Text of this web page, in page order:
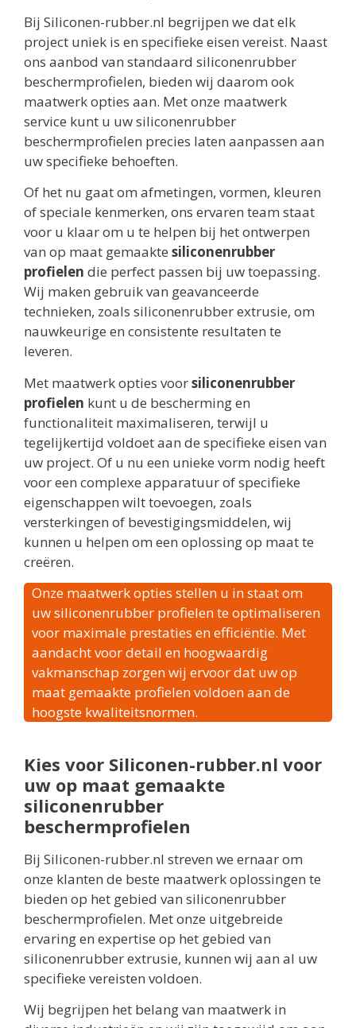
Bij Siliconen-rubber.nl begrijpen we dat elk
project uniek is en specifieke eisen vereist. Naast
ons aanbod van standaard siliconenrubber
beschermprofielen, bieden wij daarom ook
maatwerk opties aan. Met onze maatwerk
service kunt u uw siliconenrubber
beschermprofielen precies laten aanpassen aan
uw specifieke behoeften.
Of het nu gaat om afmetingen, vormen, kleuren
of speciale kenmerken, ons ervaren team staat
voor u klaar om u te helpen bij het ontwerpen
van op maat gemaakte siliconenrubber
profielen die perfect passen bij uw toepassing.
Wij maken gebruik van geavanceerde
technieken, zoals siliconenrubber extrusie, om
nauwkeurige en consistente resultaten te
leveren.
Met maatwerk opties voorsiliconenrubber
profielen kunt u de bescherming en
functionaliteit maximaliseren, terwijl u
tegelijkertijd voldoet aan de specifieke eisen van
uw project. Of u nu een unieke vorm nodig heeft
voor een complexe apparatuur of specifieke
eigenschappen wilt toevoegen, zoals
versterkingen of bevestigingsmiddelen, wij
kunnen u helpen om een oplossing op maat te
creëren.
Onze maatwerk opties stellen u in staat om
uw siliconenrubber profielen te optimaliseren
voor maximale prestaties en efficiëntie. Met
aandacht voor detail en hoogwaardig
vakmanschap zorgen wij ervoor dat uw op
maat gemaakte profielen voldoen aan de
hoogste kwaliteitsnormen.
Kies voor Siliconen-rubber.nl voor
uw op maat gemaakte
siliconenrubber
beschermprofielen
Bij Siliconen-rubber.nl streven we ernaar om
onze klanten de beste maatwerk oplossingen te
bieden op het gebied van siliconenrubber
beschermprofielen. Met onze uitgebreide
ervaring en expertise op het gebied van
siliconenrubber extrusie, kunnen wij aan al uw
specifieke vereisten voldoen.
Wij begrijpen het belang van maatwerk in